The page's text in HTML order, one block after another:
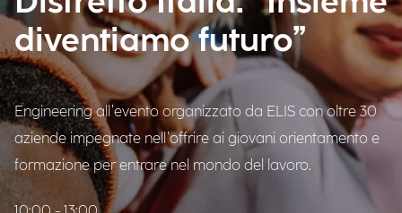
diventiamo futuro”
Engineering all’evento organizzato da ELIS con oltre 30
aziende impegnate nell’offrire ai giovani orientamento e
formazione per entrare nel mondo del lavoro.